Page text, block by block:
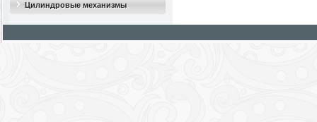
Цилиндровые механизмы